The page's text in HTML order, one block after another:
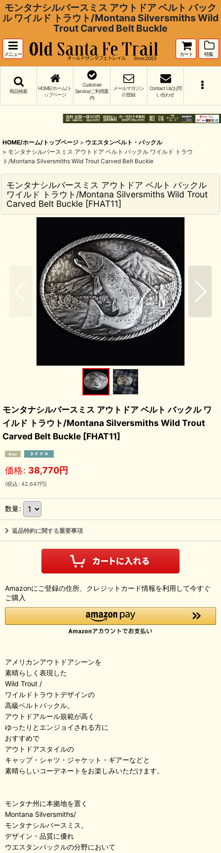
モンタナシルバースミス アウトドア ベルト バック
ル ワイルド トラウト/Montana Silversmiths Wild
Trout Carved Belt Buckle
メニュー カート 特集
商品検索
HOME/ホーム/ト
ップページ
Customer
Service/ご利用案
内
メールマガジン
の登録
Contact Us/お問
い合わせ
HOME/ホーム/トップページ > ウエスタンベルト・バックル
> モンタナシルバースミス アウトドア ベルト バックル ワイルド トラウ
ト/Montana Silversmiths Wild Trout Carved Belt Buckle
モンタナシルバースミス アウトドア ベルト バックル
ワイルド トラウト/Montana Silversmiths Wild Trout
Carved Belt Buckle [FHAT11]
モンタナシルバースミス アウトドア ベルト バックル ワ
イルド トラウト/Montana Silversmiths Wild Trout
Carved Belt Buckle [FHAT11]
価格: 38,770円
(税込 : 42,647円)
数量:
返品特約に関する重要事項
Amazonにご登録の住所、クレジットカード情報を利用して今すぐ
ご購入
アメリカンアウトドアシーンを
素晴らしく表現した
Wild Trout /
ワイルドトラウトデザインの
高級ベルトバックル。
アウトドアルール規範が高く
ゆったりとエンジョイされる方に
おすすめで
アウトドアスタイルの
キャップ・シャツ・ジャケット・ギアーなどと
素晴らしいコーデネートをお楽しみいただけます。
モンタナ州に本拠地を置く
Montana Silversmiths/
モンタナシルバースミス。
デザイン・品質に優れ
ウエスタンバックルの分野において